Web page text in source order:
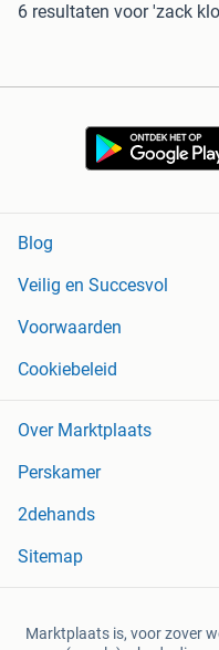
6 resultaten voor 'zack
Blog
Veilig en Succesvol
Voorwaarden
Cookiebeleid
Over Marktplaats
Perskamer
2dehands
Sitemap
Marktplaats is, voor zover